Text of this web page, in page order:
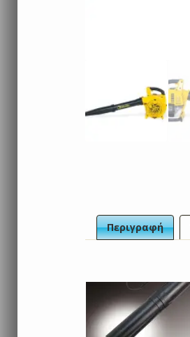
Περιγραφή